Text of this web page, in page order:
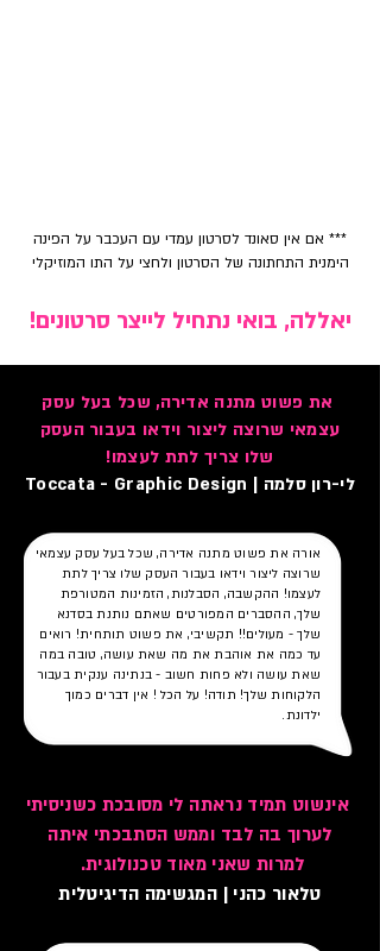
*** אם אין סאונד לסרטון עמדי עם העכבר על הפינה
הימנית התחתונה של הסרטון ולחצי על התו המוזיקלי
יאללה, בואי נתחיל לייצר סרטונים!
את פשוט מתנה אדירה, שכל בעל עסק
עצמאי שרוצה ליצור וידאו בעבור העסק
שלו צריך לתת לעצמו!
לי-רון סלמה | Toccata - Graphic Design
אורה את פשוט מתנה אדירה, שכל בעל עסק עצמאי
שרוצה ליצור וידאו בעבור העסק שלו צריך לתת
לעצמו! ההקשבה, הסבלנות, הזמינות המטורפת
שלך, ההסברים המפורטים שאתם נותנת בסדנא
שלך - מעולים!! תקשיבי, את פשוט תותחית! רואים
עד כמה את אוהבת את מה שאת עושה, טובה במה
שאת עושה ולא פחות חשוב - בנתינה ענקית בעבור
הלקוחות שלך! תודה! על הכל ! אין דברים כמוך
ילדונת.
אינשוט תמיד נראתה לי מסובכת כשניסיתי
לערוך בה לבד וממש הסתבכתי איתה
למרות שאני מאוד טכנולוגית.
טלאור כהני | המגשימה הדיגיטלית